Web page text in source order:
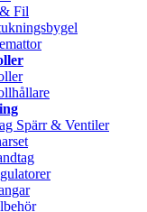
Fil
Spärr & Ventiler